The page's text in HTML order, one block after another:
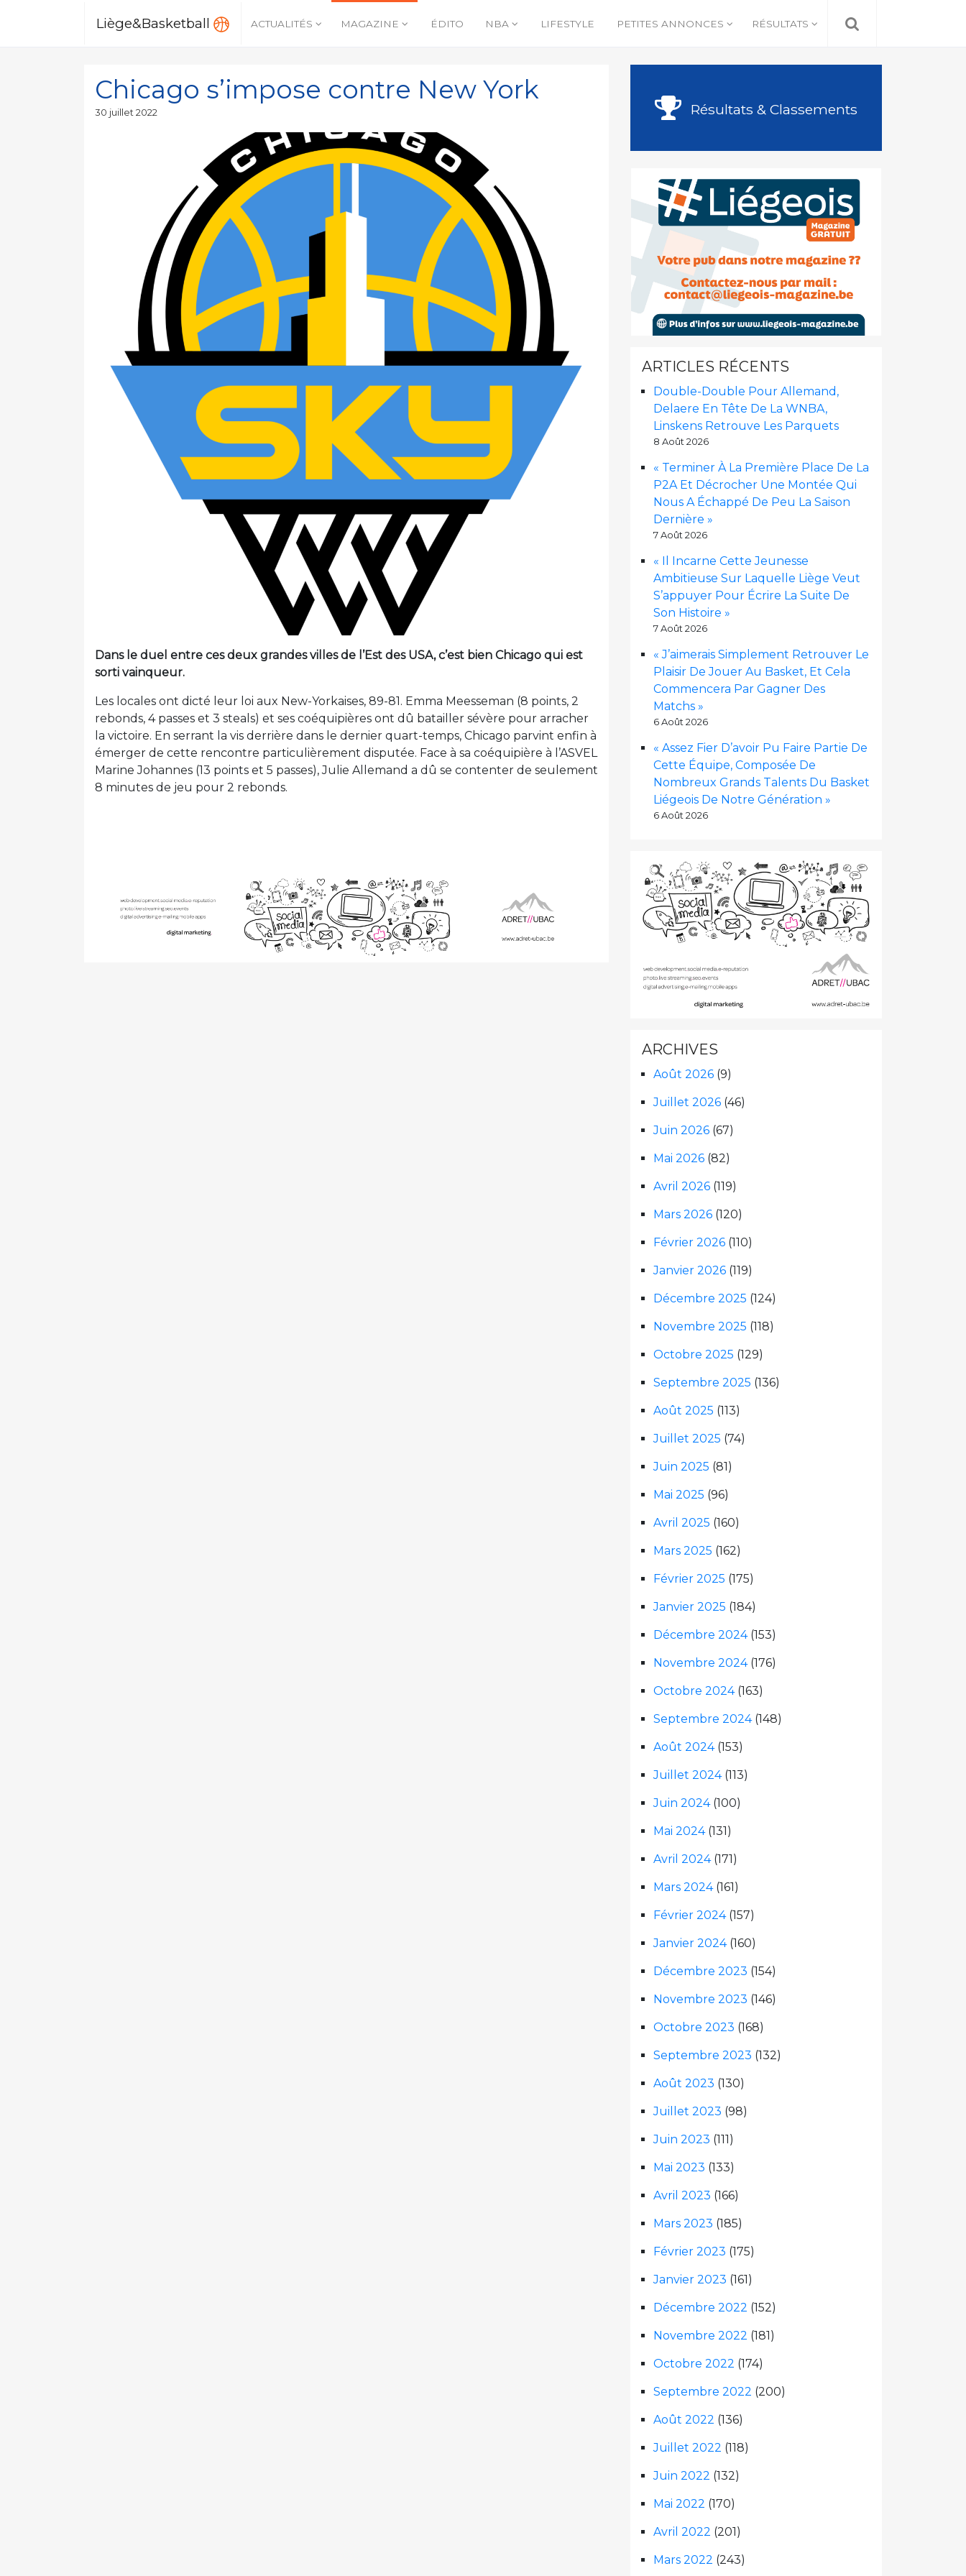
Liège&Basketball ACTUALITÉS MAGAZINE ÉDITO NBA LIFESTYLE PETITES ANNONCES RÉSULTATS
Chicago s’impose contre New York
Publié
30 juillet 2022
Dans le duel entre ces deux grandes villes de l’Est des USA, c’est bien Chicago qui est
sorti vainqueur.
Les locales ont dicté leur loi aux New-Yorkaises, 89-81. Emma Meesseman (8 points, 2
rebonds, 4 passes et 3 steals) et ses coéquipières ont dû batailler sévère pour arracher
la victoire. En serrant la vis derrière dans le dernier quart-temps, Chicago parvint enfin à
émerger de cette rencontre particulièrement disputée. Face à sa coéquipière à l’ASVEL
Marine Johannes (13 points et 5 passes), Julie Allemand a dû se contenter de seulement
8 minutes de jeu pour 2 rebonds.
Résultats & Classements
ARTICLES RÉCENTS
Double-Double Pour Allemand,
Delaere En Tête De La WNBA,
Linskens Retrouve Les Parquets
8 Août 2026
« Terminer À La Première Place De La
P2A Et Décrocher Une Montée Qui
Nous A Échappé De Peu La Saison
Dernière »
7 Août 2026
« Il Incarne Cette Jeunesse
Ambitieuse Sur Laquelle Liège Veut
S’appuyer Pour Écrire La Suite De
Son Histoire »
7 Août 2026
« J’aimerais Simplement Retrouver Le
Plaisir De Jouer Au Basket, Et Cela
Commencera Par Gagner Des
Matchs »
6 Août 2026
« Assez Fier D’avoir Pu Faire Partie De
Cette Équipe, Composée De
Nombreux Grands Talents Du Basket
Liégeois De Notre Génération »
6 Août 2026
ARCHIVES
Août 2026 (9)
Juillet 2026 (46)
Juin 2026 (67)
Mai 2026 (82)
Avril 2026 (119)
Mars 2026 (120)
Février 2026 (110)
Janvier 2026 (119)
Décembre 2025 (124)
Novembre 2025 (118)
Octobre 2025 (129)
Septembre 2025 (136)
Août 2025 (113)
Juillet 2025 (74)
Juin 2025 (81)
Mai 2025 (96)
Avril 2025 (160)
Mars 2025 (162)
Février 2025 (175)
Janvier 2025 (184)
Décembre 2024(153)
Novembre 2024(176)
Octobre 2024(163)
Septembre 2024(148)
Août 2024(153)
Juillet 2024(113)
Juin 2024(100)
Mai 2024(131)
Avril 2024(171)
Mars 2024(161)
Février 2024(157)
Janvier 2024(160)
Décembre 2023 (154)
Novembre 2023 (146)
Octobre 2023 (168)
Septembre 2023 (132)
Août 2023 (130)
Juillet 2023 (98)
Juin 2023 (111)
Mai 2023 (133)
Avril 2023 (166)
Mars 2023 (185)
Février 2023 (175)
Janvier 2023 (161)
Décembre 2022 (152)
Novembre 2022 (181)
Octobre 2022 (174)
Septembre 2022 (200)
Août 2022 (136)
Juillet 2022 (118)
Juin 2022 (132)
Mai 2022 (170)
Avril 2022 (201)
Mars 2022 (243)